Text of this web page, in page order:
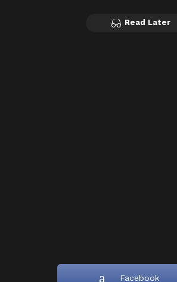
Read Later
Facebook